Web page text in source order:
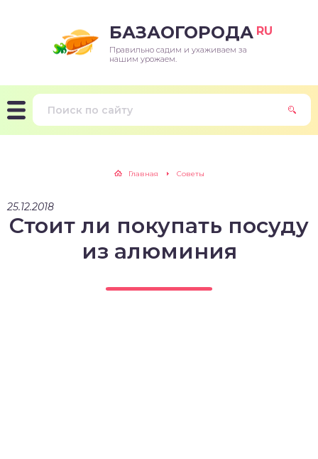
БАЗАОГОРОДА RU
Правильно садим и ухаживаем за
нашим урожаем.
Главная Советы
25.12.2018
Стоит ли покупать посуду
из алюминия